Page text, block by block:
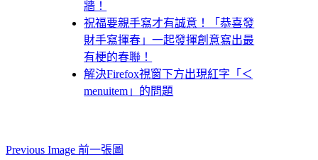
牆！
祝福要親手寫才有誠意！「恭喜發
財手寫揮春」一起發揮創意寫出最
有梗的春聯！
解決Firefox視窗下方出現紅字「＜
menuitem」的問題
Previous Image 前一張圖